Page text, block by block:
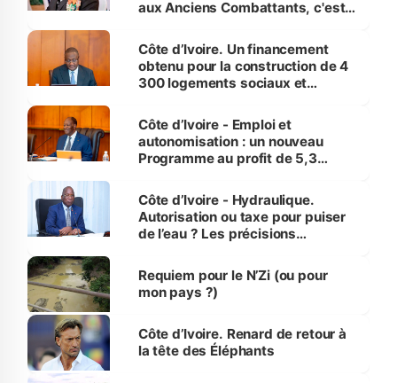
aux Anciens Combattants, c'est
Côte d’Ivoire. Un financement
obtenu pour la construction de 4
300 logements sociaux et
et Yamoussoukro
Côte d’Ivoire - Emploi et
autonomisation : un nouveau
Programme au profit de 5,3
Côte d’Ivoire - Hydraulique.
Autorisation ou taxe pour puiser
de l’eau ? Les précisions
Requiem pour le N’Zi (ou pour
mon pays ?)
Côte d’Ivoire. Renard de retour à
la tête des Éléphants